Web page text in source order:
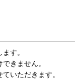
す。
きません。
いただきます。